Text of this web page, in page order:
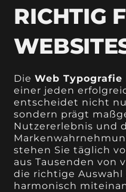
RICHTIG
DieWeb Typografie
einer jeden
entscheidet nicht
sondern prägt
Nutzererlebnis und
stehen Sie täglich
aus Tausenden von
die richtige
harmonisch